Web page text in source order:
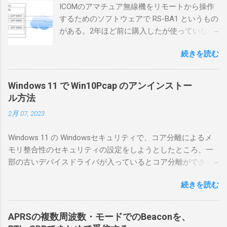
ICOMのアマチュア無線機をリモートから操作
するためのソフトウェアで RS-BA1 というもの
がある。2年ほど前に購入したが使っていなか
としているので、リモートから操作できる無
線局構築のために、真面目に使ってみること
くだろうと思ったのだが、ちっともそんなに
合は、下記のこれらものが必要である ICOMの
無線機。 今回は私が持っているIC-7300を使
う。 無線機側(サーバ側) のWindows PC。 今
を入れて使っている。 TPMとか入っているの
でBitLockerのDisk暗号化もでき、遠隔地で盗難
にあってもデータ流出の危険性が少ないかな
続きを読む
Windows 11 で Win10Pcap のアンインストー
ル方法
2月 07, 2023
Windows 11 の Windowsセキュリティで、コア分離によるメ
モリ整合性のセキュリティの設定をしようとしたところ、一
部の古いデバイスドライバが入っているとコア分離ができな
で利用する Win10Pcap.sys が入っているためにコア分離がで
きないとエラーが出ておりました。 アンインストールのプロ
グラムなどを走らせてもアンインストールできなかったの
で、どのように実行すればよいのか調べながら実施しまし
続きを読む
APRSの複数周波数・モードでのBeaconを、